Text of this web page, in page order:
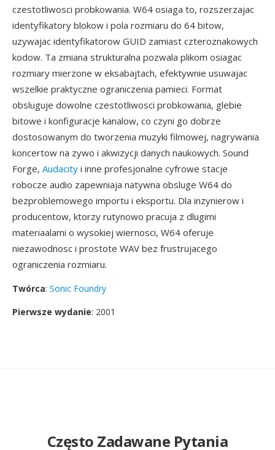
czestotliwosci probkowania. W64 osiaga to, rozszerzajac
identyfikatory blokow i pola rozmiaru do 64 bitow,
uzywajac identyfikatorow GUID zamiast czteroznakowych
kodow. Ta zmiana strukturalna pozwala plikom osiagac
rozmiary mierzone w eksabajtach, efektywnie usuwajac
wszelkie praktyczne ograniczenia pamieci. Format
obsluguje dowolne czestotliwosci probkowania, glebie
bitowe i konfiguracje kanalow, co czyni go dobrze
dostosowanym do tworzenia muzyki filmowej, nagrywania
koncertow na zywo i akwizycji danych naukowych. Sound
Forge, Audacity i inne profesjonalne cyfrowe stacje
robocze audio zapewniaja natywna obsluge W64 do
bezproblemowego importu i eksportu. Dla inzynierow i
producentow, ktorzy rutynowo pracuja z dlugimi
materiaalami o wysokiej wiernosci, W64 oferuje
niezawodnosc i prostote WAV bez frustrujacego
ograniczenia rozmiaru.
Twórca: Sonic Foundry
Pierwsze wydanie: 2001
Często Zadawane Pytania